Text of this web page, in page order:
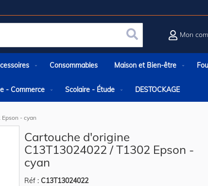
Rechercher
Mon
Consommables Maison et Bien-être
- Commerce Scolaire - Étude DESTOCKAGE
- cyan
Cartouche d'origine
C13T13024022 / T1302 Epson -
cyan
Réf : C13T13024022